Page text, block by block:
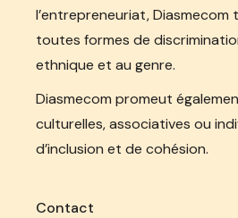
l’entrepreneuriat,
toutes formes de
ethnique et au genre.
Diasmecom promeut
culturelles, associatives ou
d’inclusion et de cohésion.
Contact